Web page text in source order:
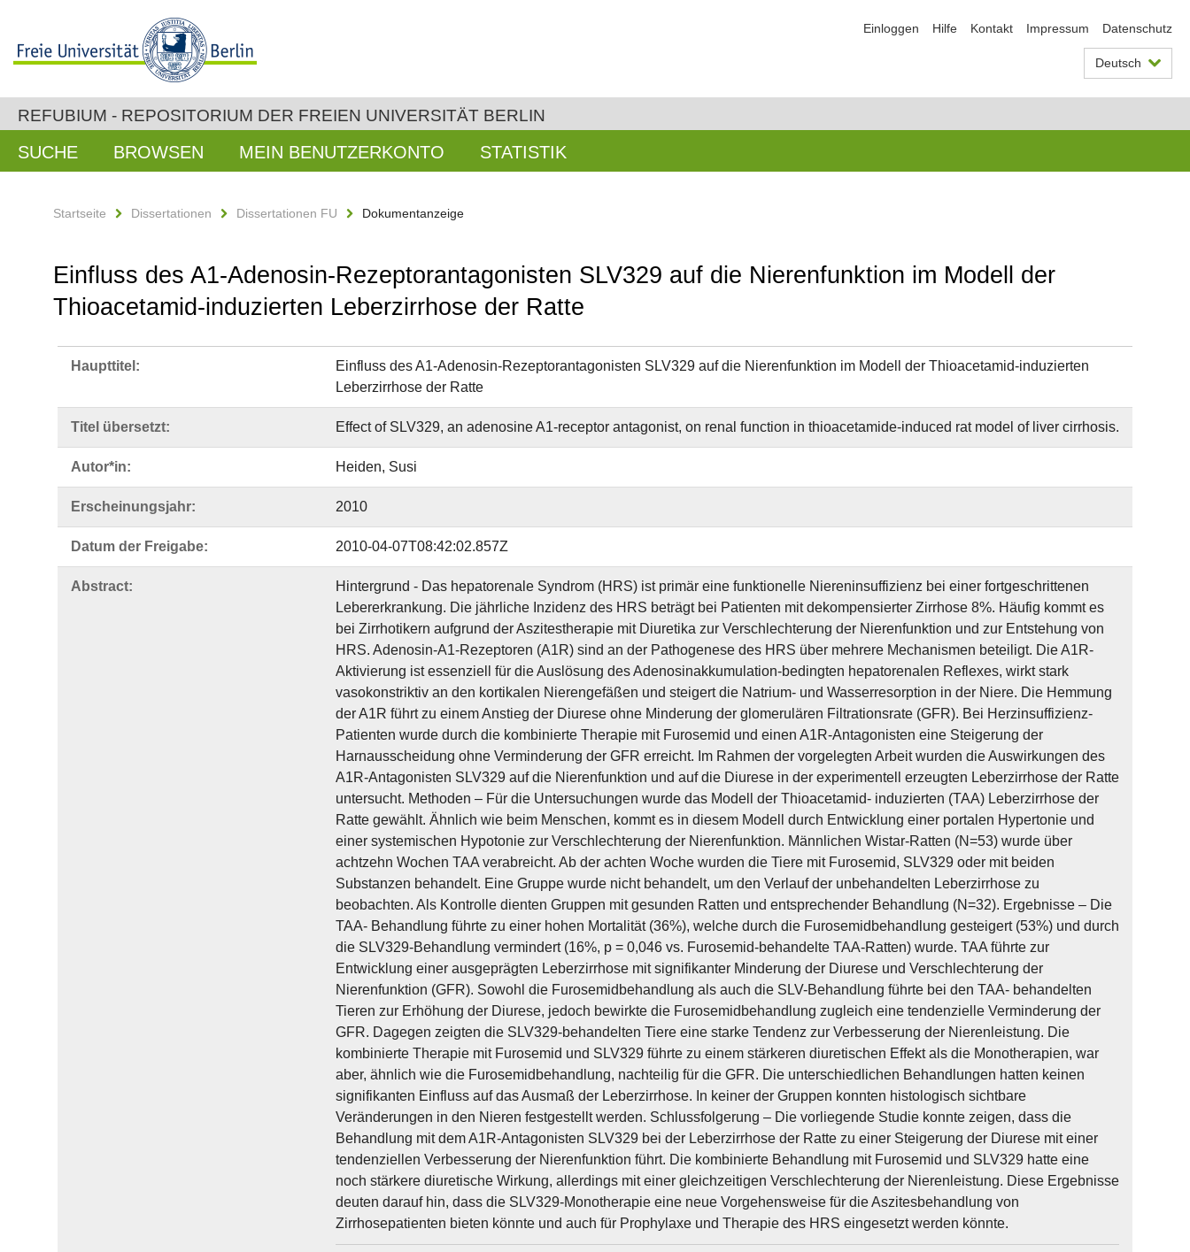
Einloggen Hilfe Kontakt Impressum Datenschutz
Deutsch
REFUBIUM - REPOSITORIUM DER FREIEN UNIVERSITÄT BERLIN
SUCHE BROWSEN MEIN BENUTZERKONTO STATISTIK
Startseite Dissertationen Dissertationen FU Dokumentanzeige
Einfluss des A1-Adenosin-Rezeptorantagonisten SLV329 auf die Nierenfunktion im Modell der
Thioacetamid-induzierten Leberzirrhose der Ratte
Haupttitel:
Einfluss des A1-Adenosin-Rezeptorantagonisten SLV329 auf die Nierenfunktion im Modell der Thioacetamid-induzierten
Leberzirrhose der Ratte
Titel übersetzt: Effect of SLV329, an adenosine A1-receptor antagonist, on renal function in thioacetamide-induced rat model of liver cirrhosis.
Autor*in: Heiden, Susi
Erscheinungsjahr: 2010
Datum der Freigabe: 2010-04-07T08:42:02.857Z
Abstract:
Hintergrund - Das hepatorenale Syndrom (HRS) ist primär eine funktionelle Niereninsuffizienz bei einer fortgeschrittenen
Lebererkrankung. Die jährliche Inzidenz des HRS beträgt bei Patienten mit dekompensierter Zirrhose 8%. Häufig kommt es
bei Zirrhotikern aufgrund der Aszitestherapie mit Diuretika zur Verschlechterung der Nierenfunktion und zur Entstehung von
HRS. Adenosin-A1-Rezeptoren (A1R) sind an der Pathogenese des HRS über mehrere Mechanismen beteiligt. Die A1R-
Aktivierung ist essenziell für die Auslösung des Adenosinakkumulation-bedingten hepatorenalen Reflexes, wirkt stark
vasokonstriktiv an den kortikalen Nierengefäßen und steigert die Natrium- und Wasserresorption in der Niere. Die Hemmung
der A1R führt zu einem Anstieg der Diurese ohne Minderung der glomerulären Filtrationsrate (GFR). Bei Herzinsuffizienz-
Patienten wurde durch die kombinierte Therapie mit Furosemid und einen A1R-Antagonisten eine Steigerung der
Harnausscheidung ohne Verminderung der GFR erreicht. Im Rahmen der vorgelegten Arbeit wurden die Auswirkungen des
A1R-Antagonisten SLV329 auf die Nierenfunktion und auf die Diurese in der experimentell erzeugten Leberzirrhose der Ratte
untersucht. Methoden – Für die Untersuchungen wurde das Modell der Thioacetamid- induzierten (TAA) Leberzirrhose der
Ratte gewählt. Ähnlich wie beim Menschen, kommt es in diesem Modell durch Entwicklung einer portalen Hypertonie und
einer systemischen Hypotonie zur Verschlechterung der Nierenfunktion. Männlichen Wistar-Ratten (N=53) wurde über
achtzehn Wochen TAA verabreicht. Ab der achten Woche wurden die Tiere mit Furosemid, SLV329 oder mit beiden
Substanzen behandelt. Eine Gruppe wurde nicht behandelt, um den Verlauf der unbehandelten Leberzirrhose zu
beobachten. Als Kontrolle dienten Gruppen mit gesunden Ratten und entsprechender Behandlung (N=32). Ergebnisse – Die
TAA- Behandlung führte zu einer hohen Mortalität (36%), welche durch die Furosemidbehandlung gesteigert (53%) und durch
die SLV329-Behandlung vermindert (16%, p = 0,046 vs. Furosemid-behandelte TAA-Ratten) wurde. TAA führte zur
Entwicklung einer ausgeprägten Leberzirrhose mit signifikanter Minderung der Diurese und Verschlechterung der
Nierenfunktion (GFR). Sowohl die Furosemidbehandlung als auch die SLV-Behandlung führte bei den TAA- behandelten
Tieren zur Erhöhung der Diurese, jedoch bewirkte die Furosemidbehandlung zugleich eine tendenzielle Verminderung der
GFR. Dagegen zeigten die SLV329-behandelten Tiere eine starke Tendenz zur Verbesserung der Nierenleistung. Die
kombinierte Therapie mit Furosemid und SLV329 führte zu einem stärkeren diuretischen Effekt als die Monotherapien, war
aber, ähnlich wie die Furosemidbehandlung, nachteilig für die GFR. Die unterschiedlichen Behandlungen hatten keinen
signifikanten Einfluss auf das Ausmaß der Leberzirrhose. In keiner der Gruppen konnten histologisch sichtbare
Veränderungen in den Nieren festgestellt werden. Schlussfolgerung – Die vorliegende Studie konnte zeigen, dass die
Behandlung mit dem A1R-Antagonisten SLV329 bei der Leberzirrhose der Ratte zu einer Steigerung der Diurese mit einer
tendenziellen Verbesserung der Nierenfunktion führt. Die kombinierte Behandlung mit Furosemid und SLV329 hatte eine
noch stärkere diuretische Wirkung, allerdings mit einer gleichzeitigen Verschlechterung der Nierenleistung. Diese Ergebnisse
deuten darauf hin, dass die SLV329-Monotherapie eine neue Vorgehensweise für die Aszitesbehandlung von
Zirrhosepatienten bieten könnte und auch für Prophylaxe und Therapie des HRS eingesetzt werden könnte.